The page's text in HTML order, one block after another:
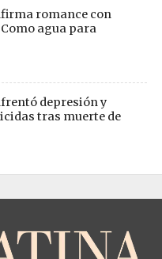
romance con
agua para
depresión y
tras muerte de